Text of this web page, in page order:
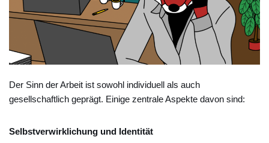
Der Sinn der Arbeit ist sowohl individuell als auch
gesellschaftlich geprägt. Einige zentrale Aspekte davon sind:
Selbstverwirklichung und Identität